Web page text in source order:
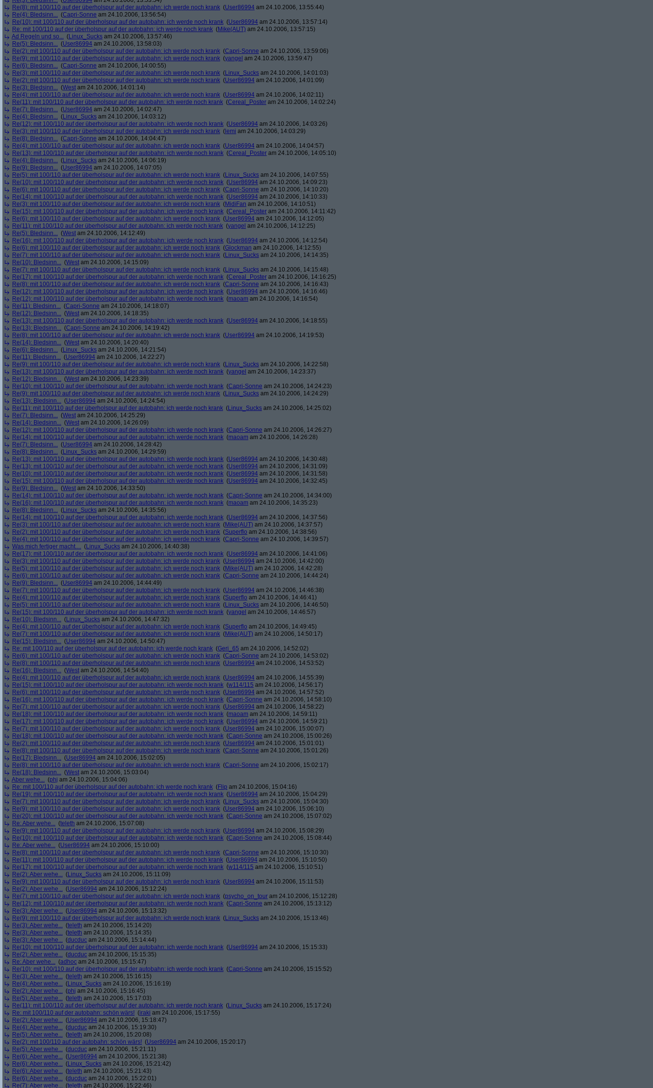
Re(8): mit 100/110 auf der überholspur auf der autobahn: ich werde noch krank (User86994 am 24.10.2006, 13:55:44)
Re(4): Bledsinn... (Capri-Sonne am 24.10.2006, 13:56:54)
Re(10): mit 100/110 auf der überholspur auf der autobahn: ich werde noch krank (User86994 am 24.10.2006, 13:57:14)
Re: mit 100/110 auf der überholspur auf der autobahn: ich werde noch krank (Mike(AUT) am 24.10.2006, 13:57:15)
Ad Regeln und so... (Linux_Sucks am 24.10.2006, 13:57:46)
Re(5): Bledsinn... (User86994 am 24.10.2006, 13:58:03)
Re(2): mit 100/110 auf der überholspur auf der autobahn: ich werde noch krank (Capri-Sonne am 24.10.2006, 13:59:06)
Re(9): mit 100/110 auf der überholspur auf der autobahn: ich werde noch krank (yangel am 24.10.2006, 13:59:47)
Re(6): Bledsinn... (Capri-Sonne am 24.10.2006, 14:00:55)
Re(3): mit 100/110 auf der überholspur auf der autobahn: ich werde noch krank (Linux_Sucks am 24.10.2006, 14:01:03)
Re(2): mit 100/110 auf der überholspur auf der autobahn: ich werde noch krank (User86994 am 24.10.2006, 14:01:09)
Re(3): Bledsinn... (West am 24.10.2006, 14:01:14)
Re(4): mit 100/110 auf der überholspur auf der autobahn: ich werde noch krank (User86994 am 24.10.2006, 14:02:11)
Re(11): mit 100/110 auf der überholspur auf der autobahn: ich werde noch krank (Cereal_Poster am 24.10.2006, 14:02:24)
Re(7): Bledsinn... (User86994 am 24.10.2006, 14:02:47)
Re(4): Bledsinn... (Linux_Sucks am 24.10.2006, 14:03:12)
Re(12): mit 100/110 auf der überholspur auf der autobahn: ich werde noch krank (User86994 am 24.10.2006, 14:03:26)
Re(3): mit 100/110 auf der überholspur auf der autobahn: ich werde noch krank ( lemi am 24.10.2006, 14:03:29)
Re(8): Bledsinn... (Capri-Sonne am 24.10.2006, 14:04:47)
Re(4): mit 100/110 auf der überholspur auf der autobahn: ich werde noch krank (User86994 am 24.10.2006, 14:04:57)
Re(13): mit 100/110 auf der überholspur auf der autobahn: ich werde noch krank (Cereal_Poster am 24.10.2006, 14:05:10)
Re(4): Bledsinn... (Linux_Sucks am 24.10.2006, 14:06:19)
Re(9): Bledsinn... (User86994 am 24.10.2006, 14:07:05)
Re(5): mit 100/110 auf der überholspur auf der autobahn: ich werde noch krank (Linux_Sucks am 24.10.2006, 14:07:55)
Re(10): mit 100/110 auf der überholspur auf der autobahn: ich werde noch krank (User86994 am 24.10.2006, 14:09:23)
Re(6): mit 100/110 auf der überholspur auf der autobahn: ich werde noch krank (Capri-Sonne am 24.10.2006, 14:10:20)
Re(14): mit 100/110 auf der überholspur auf der autobahn: ich werde noch krank (User86994 am 24.10.2006, 14:10:33)
Re(3): mit 100/110 auf der überholspur auf der autobahn: ich werde noch krank (MidiFan am 24.10.2006, 14:10:51)
Re(15): mit 100/110 auf der überholspur auf der autobahn: ich werde noch krank (Cereal_Poster am 24.10.2006, 14:11:42)
Re(6): mit 100/110 auf der überholspur auf der autobahn: ich werde noch krank (User86994 am 24.10.2006, 14:12:05)
Re(11): mit 100/110 auf der überholspur auf der autobahn: ich werde noch krank (yangel am 24.10.2006, 14:12:25)
Re(5): Bledsinn... (West am 24.10.2006, 14:12:49)
Re(16): mit 100/110 auf der überholspur auf der autobahn: ich werde noch krank (User86994 am 24.10.2006, 14:12:54)
Re(6): mit 100/110 auf der überholspur auf der autobahn: ich werde noch krank (Glockman am 24.10.2006, 14:12:55)
Re(7): mit 100/110 auf der überholspur auf der autobahn: ich werde noch krank (Linux_Sucks am 24.10.2006, 14:14:35)
Re(10): Bledsinn... (West am 24.10.2006, 14:15:09)
Re(7): mit 100/110 auf der überholspur auf der autobahn: ich werde noch krank (Linux_Sucks am 24.10.2006, 14:15:48)
Re(17): mit 100/110 auf der überholspur auf der autobahn: ich werde noch krank (Cereal_Poster am 24.10.2006, 14:16:25)
Re(8): mit 100/110 auf der überholspur auf der autobahn: ich werde noch krank (Capri-Sonne am 24.10.2006, 14:16:43)
Re(12): mit 100/110 auf der überholspur auf der autobahn: ich werde noch krank (User86994 am 24.10.2006, 14:16:46)
Re(12): mit 100/110 auf der überholspur auf der autobahn: ich werde noch krank (maoam am 24.10.2006, 14:16:54)
Re(11): Bledsinn... (Capri-Sonne am 24.10.2006, 14:18:07)
Re(12): Bledsinn... (West am 24.10.2006, 14:18:35)
Re(13): mit 100/110 auf der überholspur auf der autobahn: ich werde noch krank (User86994 am 24.10.2006, 14:18:55)
Re(13): Bledsinn... (Capri-Sonne am 24.10.2006, 14:19:42)
Re(8): mit 100/110 auf der überholspur auf der autobahn: ich werde noch krank (User86994 am 24.10.2006, 14:19:53)
Re(14): Bledsinn... (West am 24.10.2006, 14:20:40)
Re(6): Bledsinn... (Linux_Sucks am 24.10.2006, 14:21:54)
Re(11): Bledsinn... (User86994 am 24.10.2006, 14:22:27)
Re(9): mit 100/110 auf der überholspur auf der autobahn: ich werde noch krank (Linux_Sucks am 24.10.2006, 14:22:58)
Re(13): mit 100/110 auf der überholspur auf der autobahn: ich werde noch krank (yangel am 24.10.2006, 14:23:37)
Re(12): Bledsinn... (West am 24.10.2006, 14:23:39)
Re(10): mit 100/110 auf der überholspur auf der autobahn: ich werde noch krank (Capri-Sonne am 24.10.2006, 14:24:23)
Re(9): mit 100/110 auf der überholspur auf der autobahn: ich werde noch krank (Linux_Sucks am 24.10.2006, 14:24:29)
Re(13): Bledsinn... (User86994 am 24.10.2006, 14:24:54)
Re(11): mit 100/110 auf der überholspur auf der autobahn: ich werde noch krank (Linux_Sucks am 24.10.2006, 14:25:02)
Re(7): Bledsinn... (West am 24.10.2006, 14:25:29)
Re(14): Bledsinn... (West am 24.10.2006, 14:26:09)
Re(12): mit 100/110 auf der überholspur auf der autobahn: ich werde noch krank (Capri-Sonne am 24.10.2006, 14:26:27)
Re(14): mit 100/110 auf der überholspur auf der autobahn: ich werde noch krank (maoam am 24.10.2006, 14:26:28)
Re(7): Bledsinn... (User86994 am 24.10.2006, 14:28:42)
Re(8): Bledsinn... (Linux_Sucks am 24.10.2006, 14:29:59)
Re(13): mit 100/110 auf der überholspur auf der autobahn: ich werde noch krank (User86994 am 24.10.2006, 14:30:48)
Re(13): mit 100/110 auf der überholspur auf der autobahn: ich werde noch krank (User86994 am 24.10.2006, 14:31:09)
Re(10): mit 100/110 auf der überholspur auf der autobahn: ich werde noch krank (User86994 am 24.10.2006, 14:31:58)
Re(15): mit 100/110 auf der überholspur auf der autobahn: ich werde noch krank (User86994 am 24.10.2006, 14:32:45)
Re(9): Bledsinn... (West am 24.10.2006, 14:33:50)
Re(14): mit 100/110 auf der überholspur auf der autobahn: ich werde noch krank (Capri-Sonne am 24.10.2006, 14:34:00)
Re(16): mit 100/110 auf der überholspur auf der autobahn: ich werde noch krank (maoam am 24.10.2006, 14:35:23)
Re(8): Bledsinn... (Linux_Sucks am 24.10.2006, 14:35:56)
Re(14): mit 100/110 auf der überholspur auf der autobahn: ich werde noch krank (User86994 am 24.10.2006, 14:37:56)
Re(3): mit 100/110 auf der überholspur auf der autobahn: ich werde noch krank (Mike(AUT) am 24.10.2006, 14:37:57)
Re(2): mit 100/110 auf der überholspur auf der autobahn: ich werde noch krank (Superflo am 24.10.2006, 14:38:56)
Re(4): mit 100/110 auf der überholspur auf der autobahn: ich werde noch krank (Capri-Sonne am 24.10.2006, 14:39:57)
Was mich fertiger macht.... (Linux_Sucks am 24.10.2006, 14:40:38)
Re(17): mit 100/110 auf der überholspur auf der autobahn: ich werde noch krank (User86994 am 24.10.2006, 14:41:06)
Re(3): mit 100/110 auf der überholspur auf der autobahn: ich werde noch krank (User86994 am 24.10.2006, 14:42:00)
Re(5): mit 100/110 auf der überholspur auf der autobahn: ich werde noch krank (Mike(AUT) am 24.10.2006, 14:42:28)
Re(6): mit 100/110 auf der überholspur auf der autobahn: ich werde noch krank (Capri-Sonne am 24.10.2006, 14:44:24)
Re(9): Bledsinn... (User86994 am 24.10.2006, 14:44:49)
Re(7): mit 100/110 auf der überholspur auf der autobahn: ich werde noch krank (User86994 am 24.10.2006, 14:46:38)
Re(4): mit 100/110 auf der überholspur auf der autobahn: ich werde noch krank (Superflo am 24.10.2006, 14:46:41)
Re(5): mit 100/110 auf der überholspur auf der autobahn: ich werde noch krank (Linux_Sucks am 24.10.2006, 14:46:50)
Re(15): mit 100/110 auf der überholspur auf der autobahn: ich werde noch krank (yangel am 24.10.2006, 14:46:57)
Re(10): Bledsinn... (Linux_Sucks am 24.10.2006, 14:47:32)
Re(4): mit 100/110 auf der überholspur auf der autobahn: ich werde noch krank (Superflo am 24.10.2006, 14:49:45)
Re(7): mit 100/110 auf der überholspur auf der autobahn: ich werde noch krank (Mike(AUT) am 24.10.2006, 14:50:17)
Re(15): Bledsinn... (User86994 am 24.10.2006, 14:50:47)
Re: mit 100/110 auf der überholspur auf der autobahn: ich werde noch krank (Geri_65 am 24.10.2006, 14:52:02)
Re(6): mit 100/110 auf der überholspur auf der autobahn: ich werde noch krank (Capri-Sonne am 24.10.2006, 14:53:02)
Re(8): mit 100/110 auf der überholspur auf der autobahn: ich werde noch krank (User86994 am 24.10.2006, 14:53:52)
Re(16): Bledsinn... (West am 24.10.2006, 14:54:40)
Re(4): mit 100/110 auf der überholspur auf der autobahn: ich werde noch krank (User86994 am 24.10.2006, 14:55:39)
Re(15): mit 100/110 auf der überholspur auf der autobahn: ich werde noch krank (w114/115 am 24.10.2006, 14:56:17)
Re(6): mit 100/110 auf der überholspur auf der autobahn: ich werde noch krank (User86994 am 24.10.2006, 14:57:52)
Re(16): mit 100/110 auf der überholspur auf der autobahn: ich werde noch krank (Capri-Sonne am 24.10.2006, 14:58:10)
Re(7): mit 100/110 auf der überholspur auf der autobahn: ich werde noch krank (User86994 am 24.10.2006, 14:58:22)
Re(18): mit 100/110 auf der überholspur auf der autobahn: ich werde noch krank (maoam am 24.10.2006, 14:59:11)
Re(17): mit 100/110 auf der überholspur auf der autobahn: ich werde noch krank (User86994 am 24.10.2006, 14:59:21)
Re(7): mit 100/110 auf der überholspur auf der autobahn: ich werde noch krank (User86994 am 24.10.2006, 15:00:07)
Re(18): mit 100/110 auf der überholspur auf der autobahn: ich werde noch krank (Capri-Sonne am 24.10.2006, 15:00:26)
Re(2): mit 100/110 auf der überholspur auf der autobahn: ich werde noch krank (User86994 am 24.10.2006, 15:01:01)
Re(8): mit 100/110 auf der überholspur auf der autobahn: ich werde noch krank (Capri-Sonne am 24.10.2006, 15:01:26)
Re(17): Bledsinn... (User86994 am 24.10.2006, 15:02:05)
Re(8): mit 100/110 auf der überholspur auf der autobahn: ich werde noch krank (Capri-Sonne am 24.10.2006, 15:02:17)
Re(18): Bledsinn... (West am 24.10.2006, 15:03:04)
Aber wehe... (phj am 24.10.2006, 15:04:06)
Re: mit 100/110 auf der überholspur auf der autobahn: ich werde noch krank (Flip am 24.10.2006, 15:04:16)
Re(19): mit 100/110 auf der überholspur auf der autobahn: ich werde noch krank (User86994 am 24.10.2006, 15:04:29)
Re(7): mit 100/110 auf der überholspur auf der autobahn: ich werde noch krank (Linux_Sucks am 24.10.2006, 15:04:30)
Re(9): mit 100/110 auf der überholspur auf der autobahn: ich werde noch krank (User86994 am 24.10.2006, 15:06:10)
Re(20): mit 100/110 auf der überholspur auf der autobahn: ich werde noch krank (Capri-Sonne am 24.10.2006, 15:07:02)
Re: Aber wehe... (teleth am 24.10.2006, 15:07:08)
Re(9): mit 100/110 auf der überholspur auf der autobahn: ich werde noch krank (User86994 am 24.10.2006, 15:08:29)
Re(10): mit 100/110 auf der überholspur auf der autobahn: ich werde noch krank (Capri-Sonne am 24.10.2006, 15:08:44)
Re: Aber wehe... (User86994 am 24.10.2006, 15:10:00)
Re(8): mit 100/110 auf der überholspur auf der autobahn: ich werde noch krank (Capri-Sonne am 24.10.2006, 15:10:30)
Re(11): mit 100/110 auf der überholspur auf der autobahn: ich werde noch krank (User86994 am 24.10.2006, 15:10:50)
Re(17): mit 100/110 auf der überholspur auf der autobahn: ich werde noch krank (w114/115 am 24.10.2006, 15:10:51)
Re(2): Aber wehe... (Linux_Sucks am 24.10.2006, 15:11:09)
Re(9): mit 100/110 auf der überholspur auf der autobahn: ich werde noch krank (User86994 am 24.10.2006, 15:11:53)
Re(2): Aber wehe... (User86994 am 24.10.2006, 15:12:24)
Re(7): mit 100/110 auf der überholspur auf der autobahn: ich werde noch krank (psycho_on_tour am 24.10.2006, 15:12:28)
Re(12): mit 100/110 auf der überholspur auf der autobahn: ich werde noch krank (Capri-Sonne am 24.10.2006, 15:13:12)
Re(3): Aber wehe... (User86994 am 24.10.2006, 15:13:32)
Re(9): mit 100/110 auf der überholspur auf der autobahn: ich werde noch krank (Linux_Sucks am 24.10.2006, 15:13:46)
Re(3): Aber wehe... (teleth am 24.10.2006, 15:14:20)
Re(3): Aber wehe... (teleth am 24.10.2006, 15:14:35)
Re(3): Aber wehe... (ducduc am 24.10.2006, 15:14:44)
Re(10): mit 100/110 auf der überholspur auf der autobahn: ich werde noch krank (User86994 am 24.10.2006, 15:15:33)
Re(2): Aber wehe... (ducduc am 24.10.2006, 15:15:35)
Re: Aber wehe... (adhoc am 24.10.2006, 15:15:47)
Re(10): mit 100/110 auf der überholspur auf der autobahn: ich werde noch krank (Capri-Sonne am 24.10.2006, 15:15:52)
Re(3): Aber wehe... (teleth am 24.10.2006, 15:16:15)
Re(4): Aber wehe... (Linux_Sucks am 24.10.2006, 15:16:19)
Re(2): Aber wehe... (phj am 24.10.2006, 15:16:45)
Re(5): Aber wehe... (teleth am 24.10.2006, 15:17:03)
Re(11): mit 100/110 auf der überholspur auf der autobahn: ich werde noch krank (Linux_Sucks am 24.10.2006, 15:17:24)
Re: mit 100/110 auf der autobahn: schön wärs! (iraki am 24.10.2006, 15:17:55)
Re(2): Aber wehe... (User86994 am 24.10.2006, 15:18:47)
Re(4): Aber wehe... (ducduc am 24.10.2006, 15:19:30)
Re(5): Aber wehe... (teleth am 24.10.2006, 15:20:08)
Re(2): mit 100/110 auf der autobahn: schön wärs! (User86994 am 24.10.2006, 15:20:17)
Re(5): Aber wehe... (ducduc am 24.10.2006, 15:21:11)
Re(6): Aber wehe... (User86994 am 24.10.2006, 15:21:38)
Re(6): Aber wehe... (Linux_Sucks am 24.10.2006, 15:21:42)
Re(6): Aber wehe... (teleth am 24.10.2006, 15:21:43)
Re(6): Aber wehe... (ducduc am 24.10.2006, 15:22:01)
Re(7): Aber wehe... (teleth am 24.10.2006, 15:22:46)